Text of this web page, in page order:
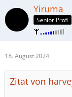
Yiruma
Senior Profi
18. August 2024
Zitat von